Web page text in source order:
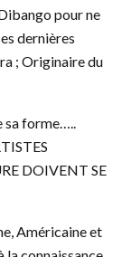
pour ne
dernières
; Originaire du
forme…..
DOIVENT SE
Américaine et